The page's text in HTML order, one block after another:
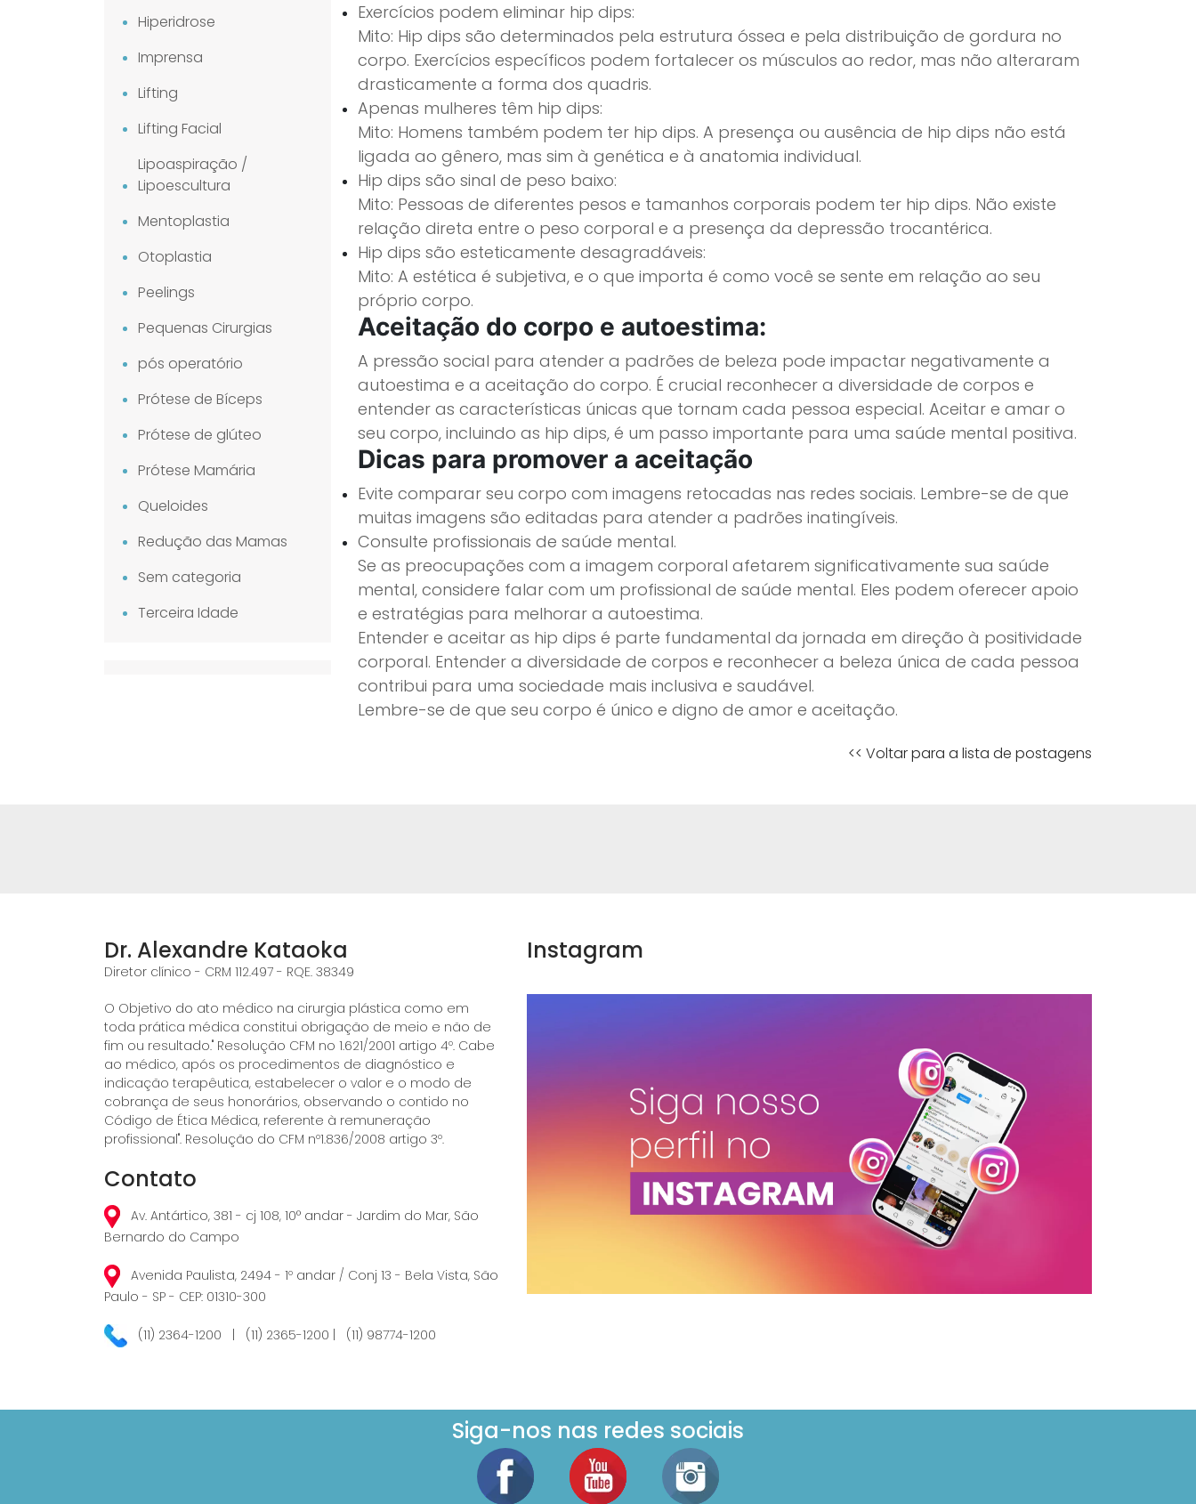
Hiperidrose
Imprensa
Lifting
Lifting Facial
Lipoaspiração /
Lipoescultura
Mentoplastia
Otoplastia
Peelings
Pequenas Cirurgias
pós operatório
Prótese de Bíceps
Prótese de glúteo
Prótese Mamária
Queloides
Redução das Mamas
Sem categoria
Terceira Idade
Exercícios podem eliminar hip dips:
Mito: Hip dips são determinados pela estrutura óssea e pela distribuição de gordura no
corpo. Exercícios específicos podem fortalecer os músculos ao redor, mas não alteraram
drasticamente a forma dos quadris.
Apenas mulheres têm hip dips:
Mito: Homens também podem ter hip dips. A presença ou ausência de hip dips não está
ligada ao gênero, mas sim à genética e à anatomia individual.
Hip dips são sinal de peso baixo:
Mito: Pessoas de diferentes pesos e tamanhos corporais podem ter hip dips. Não existe
relação direta entre o peso corporal e a presença da depressão trocantérica.
Hip dips são esteticamente desagradáveis:
Mito: A estética é subjetiva, e o que importa é como você se sente em relação ao seu
próprio corpo.
Aceitação do corpo e autoestima:
A pressão social para atender a padrões de beleza pode impactar negativamente a
autoestima e a aceitação do corpo. É crucial reconhecer a diversidade de corpos e
entender as características únicas que tornam cada pessoa especial. Aceitar e amar o
seu corpo, incluindo as hip dips, é um passo importante para uma saúde mental positiva.
Dicas para promover a aceitação
Evite comparar seu corpo com imagens retocadas nas redes sociais. Lembre-se de que
muitas imagens são editadas para atender a padrões inatingíveis.
Consulte profissionais de saúde mental.
Se as preocupações com a imagem corporal afetarem significativamente sua saúde
mental, considere falar com um profissional de saúde mental. Eles podem oferecer apoio
e estratégias para melhorar a autoestima.
Entender e aceitar as hip dips é parte fundamental da jornada em direção à positividade
corporal. Entender a diversidade de corpos e reconhecer a beleza única de cada pessoa
contribui para uma sociedade mais inclusiva e saudável.
Lembre-se de que seu corpo é único e digno de amor e aceitação.
<< Voltar para a lista de postagens
Dr. Alexandre Kataoka
Diretor clínico - CRM 112.497 - RQE. 38349
O Objetivo do ato médico na cirurgia plástica como em
toda prática médica constitui obrigação de meio e não de
fim ou resultado." Resolução CFM no 1.621/2001 artigo 4º. Cabe
ao médico, após os procedimentos de diagnóstico e
indicação terapêutica, estabelecer o valor e o modo de
cobrança de seus honorários, observando o contido no
Código de Ética Médica, referente à remuneração
profissional". Resolução do CFM nº1.836/2008 artigo 3º.
Contato
Av. Antártico, 381 - cj 108, 10° andar - Jardim do Mar, São
Bernardo do Campo
Avenida Paulista, 2494 - 1º andar / Conj 13 - Bela Vista, São
Paulo - SP - CEP: 01310-300
(11) 2364-1200 | (11) 2365-1200 | (11) 98774-1200
Instagram
Siga-nos nas redes sociais